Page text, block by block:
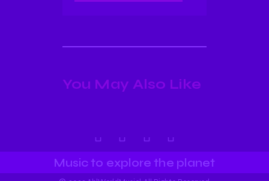
You May Also Like
Music to explore the planet